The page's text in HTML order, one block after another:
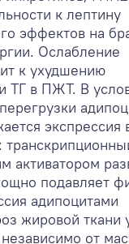
к лептину
эффектов на
Ослабление
к ухудшению
ТГ в ПЖТ. В
экспрессия
активатором
подавляет
адипоцитами
жировой ткани
от